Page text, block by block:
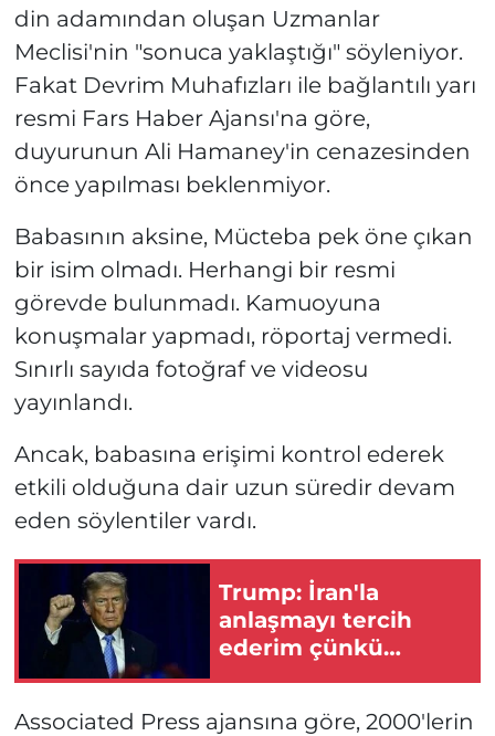
din adamından oluşan Uzmanlar
Meclisi'nin "sonuca yaklaştığı" söyleniyor.
Fakat Devrim Muhafızları ile bağlantılı yarı
resmi Fars Haber Ajansı'na göre,
duyurunun Ali Hamaney'in cenazesinden
önce yapılması beklenmiyor.
Babasının aksine, Mücteba pek öne çıkan
bir isim olmadı. Herhangi bir resmi
görevde bulunmadı. Kamuoyuna
konuşmalar yapmadı, röportaj vermedi.
Sınırlı sayıda fotoğraf ve videosu
yayınlandı.
Ancak, babasına erişimi kontrol ederek
etkili olduğuna dair uzun süredir devam
eden söylentiler vardı.
Trump: İran'la
anlaşmayı tercih
ederim çünkü
Associated Press ajansına göre, 2000'lerin